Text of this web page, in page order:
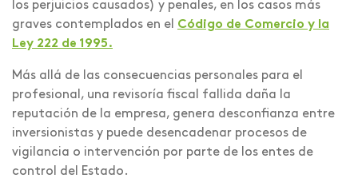
los perjuicios causados) y penales, en los casos más
graves contemplados en el Código de Comercio y la
Ley 222 de 1995.
Más allá de las consecuencias personales para el
profesional, una revisoría fiscal fallida daña la
reputación de la empresa, genera desconfianza entre
inversionistas y puede desencadenar procesos de
vigilancia o intervención por parte de los entes de
control del Estado.